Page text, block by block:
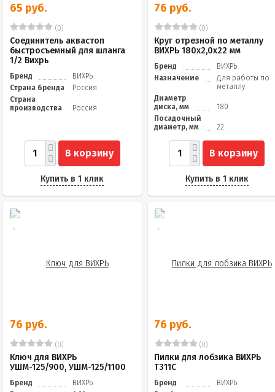
65 руб.
(0)
Соединитель аквастоп
быстросъемный для шланга
1/2 Вихрь
Бренд
ВИХРЬ
Страна бренда
Россия
Страна
производства
Россия
В корзину
Купить в 1 клик
76 руб.
(0)
Круг отрезной по металлу
ВИХРЬ 180х2,0х22 мм
Бренд
ВИХРЬ
Назначение
Для работы по
металлу
Диаметр
диска, мм
180
Посадочный
диаметр, мм
22
В корзину
Купить в 1 клик
76 руб.
(0)
Ключ для ВИХРЬ
УШМ-125/900, УШМ-125/1100
Бренд
ВИХРЬ
76 руб.
(0)
Пилки для лобзика ВИХРЬ
Т311C
Бренд
ВИХРЬ